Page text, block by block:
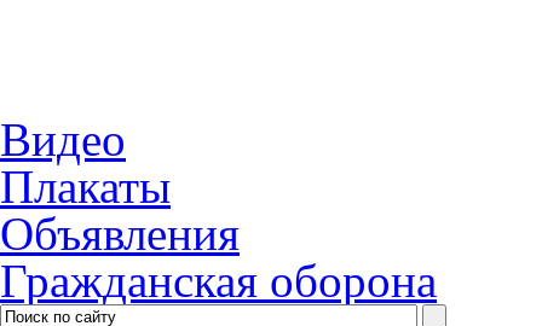
Видео
Плакаты
Объявления
Гражданская оборона